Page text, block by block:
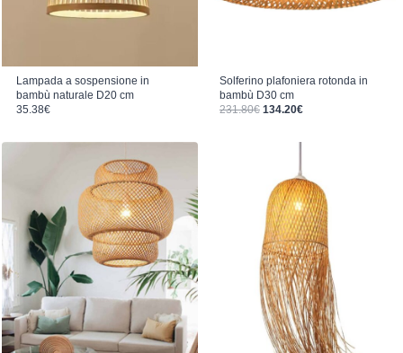
Lampada a sospensione in
bambù naturale D20 cm
35.38€
Solferino plafoniera rotonda in
bambù D30 cm
231.80€ Il prezzo originale era: 231.80€.
134.20€Il prezzo attuale è: 134.20€.